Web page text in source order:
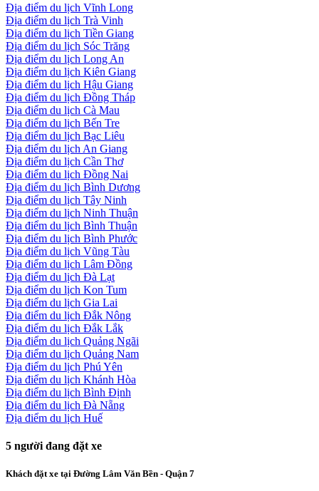
Địa điểm du lịch Vĩnh Long
Địa điểm du lịch Trà Vinh
Địa điểm du lịch Tiền Giang
Địa điểm du lịch Sóc Trăng
Địa điểm du lịch Long An
Địa điểm du lịch Kiên Giang
Địa điểm du lịch Hậu Giang
Địa điểm du lịch Đồng Tháp
Địa điểm du lịch Cà Mau
Địa điểm du lịch Bến Tre
Địa điểm du lịch Bạc Liêu
Địa điểm du lịch An Giang
Địa điểm du lịch Cần Thơ
Địa điểm du lịch Đồng Nai
Địa điểm du lịch Bình Dương
Địa điểm du lịch Tây Ninh
Địa điểm du lịch Ninh Thuận
Địa điểm du lịch Bình Thuận
Địa điểm du lịch Bình Phước
Địa điểm du lịch Vũng Tàu
Địa điểm du lịch Lâm Đồng
Địa điểm du lịch Đà Lạt
Địa điểm du lịch Kon Tum
Địa điểm du lịch Gia Lai
Địa điểm du lịch Đắk Nông
Địa điểm du lịch Đắk Lắk
Địa điểm du lịch Quảng Ngãi
Địa điểm du lịch Quảng Nam
Địa điểm du lịch Phú Yên
Địa điểm du lịch Khánh Hòa
Địa điểm du lịch Bình Định
Địa điểm du lịch Đà Nẵng
Địa điểm du lịch Huế
5 người đang đặt xe
Khách đặt xe tại Đường Lâm Văn Bền - Quận 7